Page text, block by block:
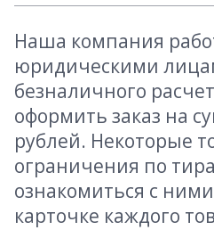
Наша компания
юридическими
безналичного
оформить заказ на
рублей. Некоторые
ограничения по
ознакомиться с
карточке каждого